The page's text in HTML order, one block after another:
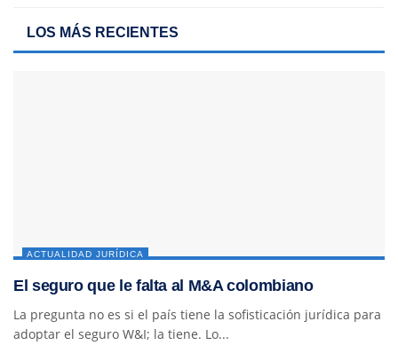
LOS MÁS RECIENTES
ACTUALIDAD JURÍDICA
El seguro que le falta al M&A colombiano
La pregunta no es si el país tiene la sofisticación jurídica para
adoptar el seguro W&I; la tiene. Lo...